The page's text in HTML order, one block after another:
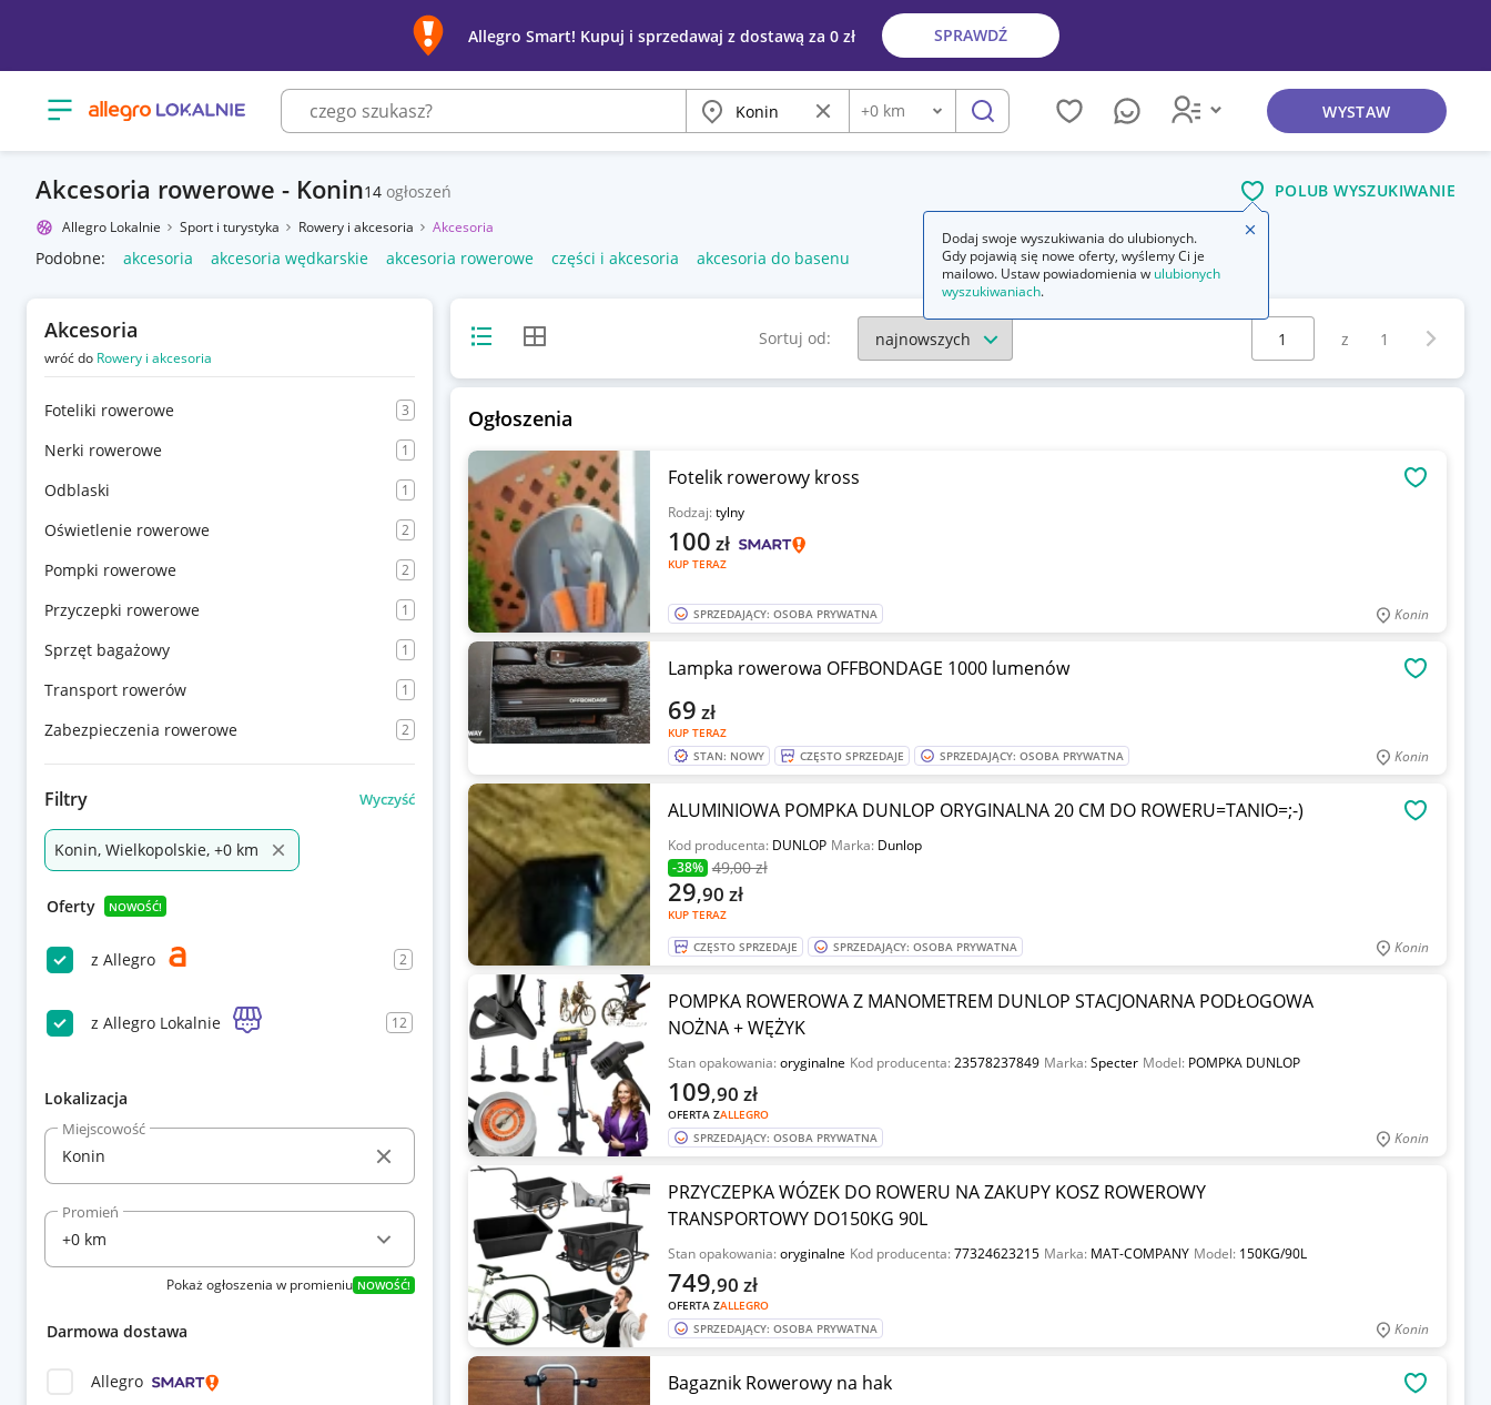
Allegro Smart! Kupuj i sprzedawaj z dostawą za 0 zł SPRAWDŹ
Otwórz menu z kategoriami Miasto Wyczyść frazę
Odległość
+0 km szukaj WYSTAW
Akcesoria rowerowe - Konin14 ogłoszeń POLUB WYSZUKIWANIE
Allegro Lokalnie Sport i turystyka Rowery i akcesoria Akcesoria
Podobne: akcesoria akcesoria wędkarskie akcesoria rowerowe części i akcesoria akcesoria do basenu
Akcesoria
wróć do Rowery i akcesoria
Foteliki rowerowe 3
Nerki rowerowe 1
Odblaski 1
Oświetlenie rowerowe 2
Pompki rowerowe 2
Przyczepki rowerowe 1
Sprzęt bagażowy 1
Transport rowerów 1
Zabezpieczenia rowerowe 2
Filtry Wyczyść
Konin, Wielkopolskie, +0 km
Oferty NOWOŚĆ!
z Allegro 2
z Allegro Lokalnie 12
Lokalizacja
Miejscowość
Promień
Pokaż ogłoszenia w promieniu NOWOŚĆ!
Darmowa dostawa
Allegro
Widok listyWidok siatki Sortuj od:
Wybierz stronę:
z 1
Ogłoszenia
Fotelik rowerowy kross
Rodzaj:tylny
KUP TERAZ
100 zł
SPRZEDAJĄCY: OSOBA PRYWATNA Konin
Lampka rowerowa OFFBONDAGE 1000 lumenów
KUP TERAZ
69 zł
STAN: NOWY CZĘSTO SPRZEDAJE SPRZEDAJĄCY: OSOBA PRYWATNA Konin
ALUMINIOWA POMPKA DUNLOP ORYGINALNA 20 CM DO ROWERU=TANIO=;-)
Kod producenta: DUNLOP Marka: Dunlop
-38% 49,00 zł
KUP TERAZ
29,90 zł
CZĘSTO SPRZEDAJE SPRZEDAJĄCY: OSOBA PRYWATNA Konin
POMPKA ROWEROWA Z MANOMETREM DUNLOP STACJONARNA PODŁOGOWA
NOŻNA + WĘŻYK
Stan opakowania:oryginalne Kod producenta:23578237849 Marka:Specter Model: POMPKA DUNLOP
OFERTA ZALLEGRO
109,90 zł
SPRZEDAJĄCY: OSOBA PRYWATNA Konin
PRZYCZEPKA WÓZEK DO ROWERU NA ZAKUPY KOSZ ROWEROWY
TRANSPORTOWY DO150KG 90L
Stan opakowania:oryginalne Kod producenta:77324623215 Marka: MAT-COMPANY Model: 150KG/90L
OFERTA ZALLEGRO
749,90 zł
SPRZEDAJĄCY: OSOBA PRYWATNA Konin
Bagaznik Rowerowy na hak
Dodaj swoje wyszukiwania do ulubionych.
Gdy pojawią się nowe oferty, wyślemy Ci je
mailowo. Ustaw powiadomienia w ulubionych
wyszukiwaniach.
Zamknij wskazówkę